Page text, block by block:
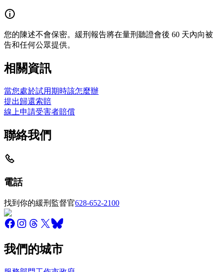
您的陳述不會保密。緩刑報告將在量刑聽證會後 60 天內向被
告和任何公眾提供。
相關資訊
當您處於試用期時該怎麼辦
提出歸還索賠
線上申請受害者賠償
聯絡我們
電話
找到你的緩刑監督官628-652-2100
我們的城市